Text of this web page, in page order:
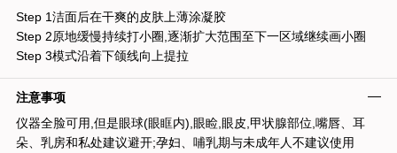
Step 1洁面后在干爽的皮肤上薄涂凝胶
Step 2原地缓慢持续打小圈,逐渐扩大范围至下一区域继续画小圈
Step 3模式沿着下颌线向上提拉
注意事项
仪器全脸可用,但是眼球(眼眶内),眼睑,眼皮,甲状腺部位,嘴唇、耳
朵、乳房和私处建议避开;孕妇、哺乳期与未成年人不建议使用